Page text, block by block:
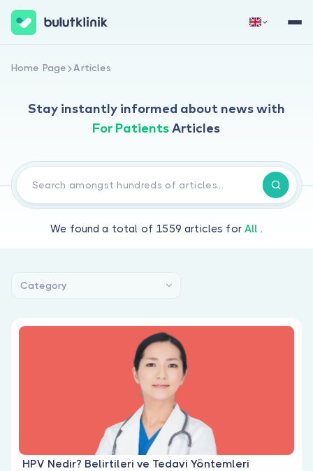
About Us
For Patients
Sign Up Now
Home Page Articles
Stay instantly informed about news with
For Patients Articles
We found a total of 1559 articles forAll .
Category
HPV Nedir? Belirtileri ve Tedavi Yöntemleri